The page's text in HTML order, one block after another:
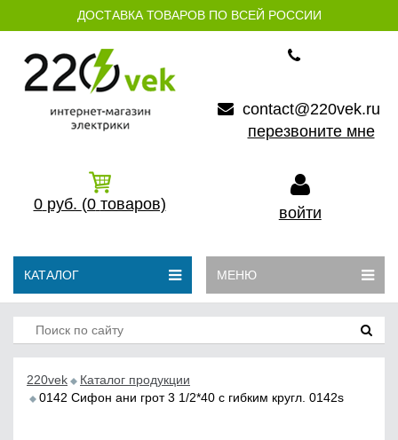
ДОСТАВКА ТОВАРОВ ПО ВСЕЙ РОССИИ
contact@220vek.ru
перезвоните мне
0 руб. (0 товаров) войти
КАТАЛОГ МЕНЮ
220vek
Каталог продукции
0142 Сифон ани грот 3 1/2*40 с гибким кругл. 0142s